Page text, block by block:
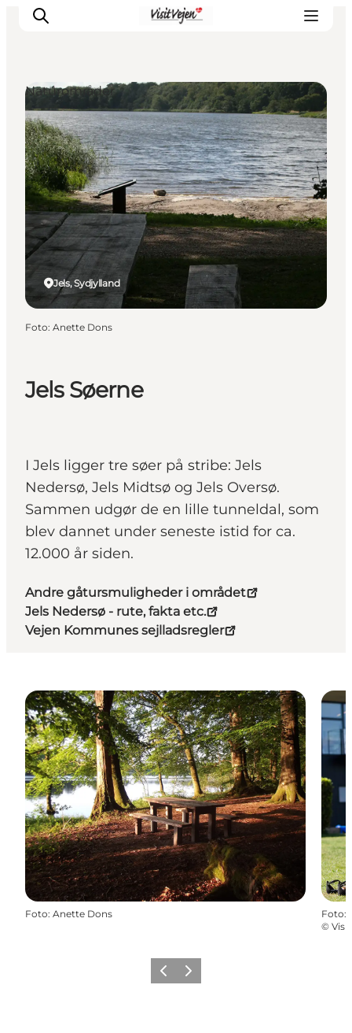
Spise
Sove
Natur
Se og oplev
Byer
Events
Udforsk
Jels Søerne
I Jels ligger tre søer på stribe: Jels
Nedersø, Jels Midtsø og Jels Oversø.
Sammen udgør de en lille tunneldal, som
blev dannet under seneste istid for ca.
12.000 år siden.
Andre gåtursmuligheder i området
Jels Nedersø - rute, fakta etc.
Vejen Kommunes sejlladsregler
Jels, Sydjylland
Naturområder
Foto: Anette Dons
Foto: Anette Dons Foto:
©
Forrige billede
Næste billede